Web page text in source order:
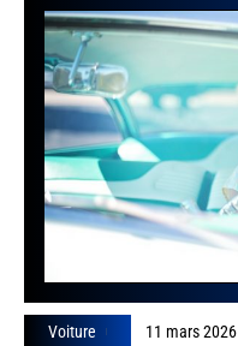
Voiture 11 mars 2026